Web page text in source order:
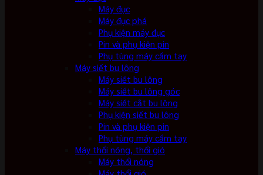
Máy đục
Máy đục phá
Phụ kiện máy đục
Pin và phụ kiện pin
Phụ tùng máy cầm tay
Máy siết bu lông
Máy siết bu lông
Máy siết bu lông góc
Máy siết cắt bu lông
Phụ kiện siết bu lông
Pin và phụ kiện pin
Phụ tùng máy cầm tay
Máy thổi nóng, thổi gió
Máy thổi nóng